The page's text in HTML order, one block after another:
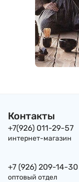
Контакты
+7(926) 011-29-57
интернет-магазин
+7 (926) 209-14-30
оптовый отдел